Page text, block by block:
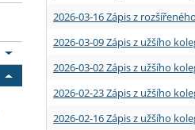
2026-03-16 Zápis z
2026-03-09 Zápis z užšího
2026-03-02 Zápis z užšího
2026-02-23 Zápis z užšího
2026-02-16 Zápis z užšího